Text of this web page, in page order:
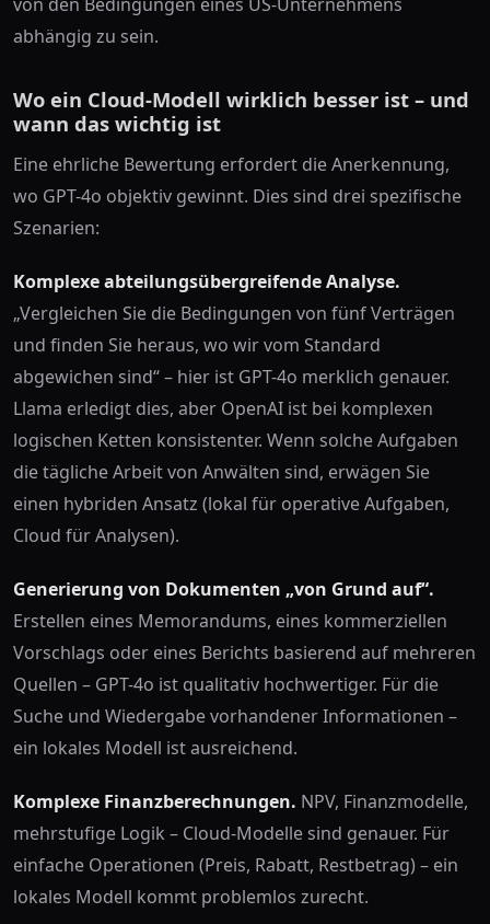
abhängig zu sein.
Wo ein Cloud-Modell wirklich besser ist – und
wann das wichtig ist
Eine ehrliche Bewertung erfordert die Anerkennung,
wo GPT-4o objektiv gewinnt. Dies sind drei spezifische
Szenarien:
Komplexe abteilungsübergreifende Analyse.
„Vergleichen Sie die Bedingungen von fünf Verträgen
und finden Sie heraus, wo wir vom Standard
abgewichen sind“ – hier ist GPT-4o merklich genauer.
Llama erledigt dies, aber OpenAI ist bei komplexen
logischen Ketten konsistenter. Wenn solche Aufgaben
die tägliche Arbeit von Anwälten sind, erwägen Sie
einen hybriden Ansatz (lokal für operative Aufgaben,
Cloud für Analysen).
Generierung von Dokumenten „von Grund auf“.
Erstellen eines Memorandums, eines kommerziellen
Vorschlags oder eines Berichts basierend auf mehreren
Quellen – GPT-4o ist qualitativ hochwertiger. Für die
Suche und Wiedergabe vorhandener Informationen –
ein lokales Modell ist ausreichend.
Komplexe Finanzberechnungen. NPV, Finanzmodelle,
mehrstufige Logik – Cloud-Modelle sind genauer. Für
einfache Operationen (Preis, Rabatt, Restbetrag) – ein
lokales Modell kommt problemlos zurecht.